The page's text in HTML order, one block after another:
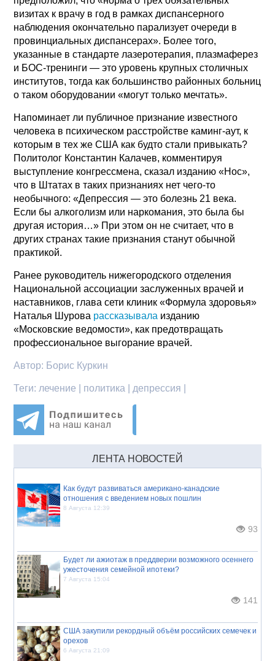
визитах к врачу в год в рамках диспансерного
наблюдения окончательно парализует очереди в
провинциальных диспансерах». Более того,
указанные в стандарте лазеротерапия, плазмаферез
и БОС-тренинги — это уровень крупных столичных
институтов, тогда как большинство районных больниц
о таком оборудовании «могут только мечтать».
Напоминает ли публичное признание известного
человека в психическом расстройстве каминг-аут, к
которым в тех же США как будто стали привыкать?
Политолог Константин Калачев, комментируя
выступление конгрессмена, сказал изданию «Нос»,
что в Штатах в таких признаниях нет чего-то
необычного: «Депрессия — это болезнь 21 века.
Если бы алкоголизм или наркомания, это была бы
другая история…» При этом он не считает, что в
других странах такие признания станут обычной
практикой.
Ранее руководитель нижегородского отделения
Национальной ассоциации заслуженных врачей и
наставников, глава сети клиник «Формула здоровья»
Наталья Шурова рассказывала изданию
«Московские ведомости», как предотвращать
профессиональное выгорание врачей.
Автор: Борис Куркин
Теги:лечение | политика | депрессия |
ЛЕНТА НОВОСТЕЙ
Как будут развиваться американо-канадские
отношения с введением новых пошлин
8 Августа 12:39
93
Будет ли ажиотаж в преддверии возможного осеннего
ужесточения семейной ипотеки?
7 Августа 15:04
141
США закупили рекордный объём российских семечек и
орехов
6 Августа 21:09